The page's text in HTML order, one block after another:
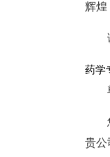
辉煌
药学
贵公